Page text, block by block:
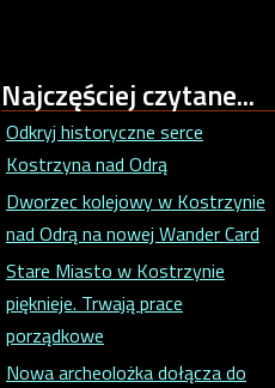
Najczęściejczytane...
Odkryj historyczne serce
Kostrzyna nad Odrą
Dworzec kolejowy w Kostrzynie
nad Odrą na nowej Wander Card
Stare Miasto w Kostrzynie
pięknieje. Trwają prace
porządkowe
Nowa archeolożka dołącza do